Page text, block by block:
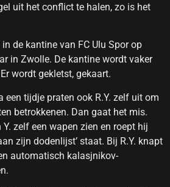
uit het conflict te halen, zo is het
de kantine van FC Ulu Spor op
in Zwolle. De kantine wordt vaker
wordt gekletst, gekaart.
tijdje praten ook R.Y. zelf uit om
betrokkenen. Dan gaat het mis.
zelf een wapen zien en roept hij
zijn dodenlijst’ staat. Bij R.Y. knapt
automatisch kalasjnikov-